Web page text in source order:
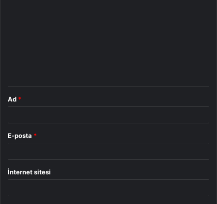
Ad *
E-posta *
İnternet sitesi